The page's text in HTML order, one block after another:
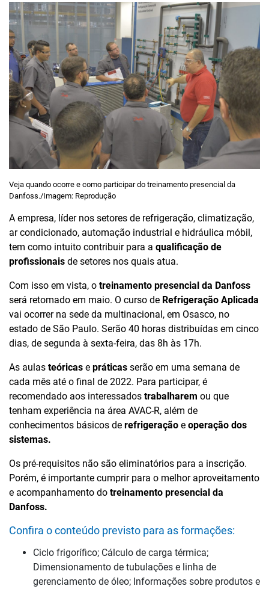
Veja quando ocorre e como participar do treinamento presencial da
Danfoss./Imagem: Reprodução
A empresa, líder nos setores de refrigeração, climatização,
ar condicionado, automação industrial e hidráulica móbil,
tem como intuito contribuir para a qualificação de
profissionais de setores nos quais atua.
Com isso em vista, o treinamento presencial da Danfoss
será retomado em maio. O curso de Refrigeração Aplicada
vai ocorrer na sede da multinacional, em Osasco, no
estado de São Paulo. Serão 40 horas distribuídas em cinco
dias, de segunda à sexta-feira, das 8h às 17h.
As aulas teóricas e práticas serão em uma semana de
cada mês até o final de 2022. Para participar, é
recomendado aos interessados trabalharem ou que
tenham experiência na área AVAC-R, além de
conhecimentos básicos de refrigeração e operação dos
sistemas.
Os pré-requisitos não são eliminatórios para a inscrição.
Porém, é importante cumprir para o melhor aproveitamento
e acompanhamento do treinamento presencial da
Danfoss.
Confira o conteúdo previsto para as formações:
Ciclo frigorífico; Cálculo de carga térmica;
Dimensionamento de tubulações e linha de
gerenciamento de óleo; Informações sobre produtos e